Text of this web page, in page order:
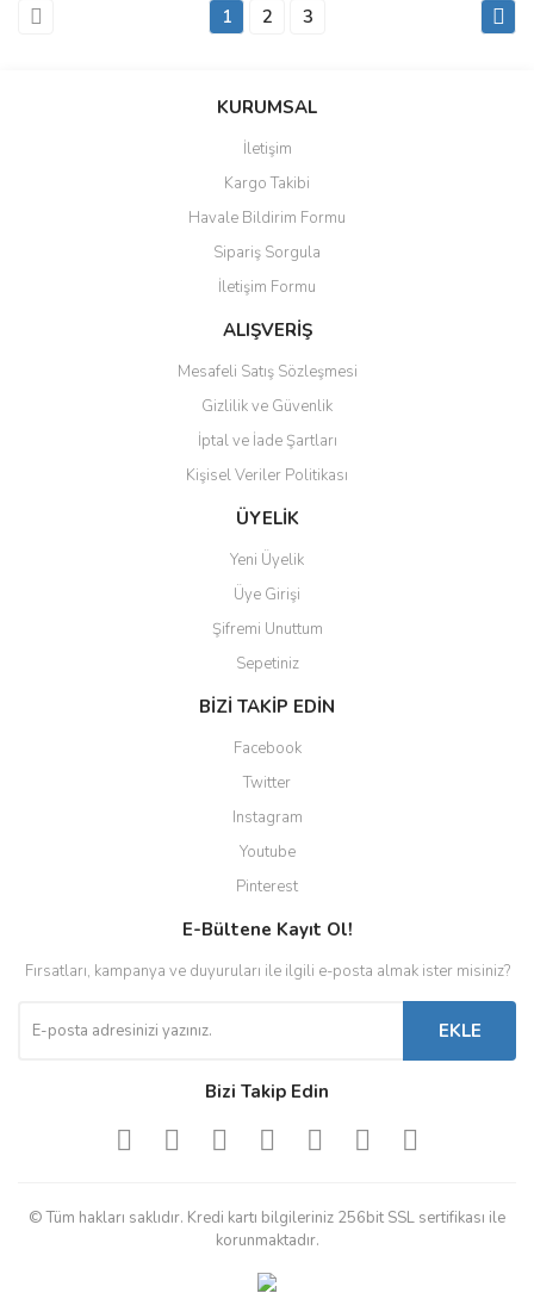
1 2 3
KURUMSAL
İletişim
Kargo Takibi
Havale Bildirim Formu
Sipariş Sorgula
İletişim Formu
ALIŞVERİŞ
Mesafeli Satış Sözleşmesi
Gizlilik ve Güvenlik
İptal ve İade Şartları
Kişisel Veriler Politikası
ÜYELİK
Yeni Üyelik
Üye Girişi
Şifremi Unuttum
Sepetiniz
BİZİ TAKİP EDİN
Facebook
Twitter
Instagram
Youtube
Pinterest
E-Bültene Kayıt Ol!
Fırsatları, kampanya ve duyuruları ile ilgili e-posta almak ister misiniz?
EKLE
Bizi Takip Edin
© Tüm hakları saklıdır. Kredi kartı bilgileriniz 256bit SSL sertifikası ile
korunmaktadır.